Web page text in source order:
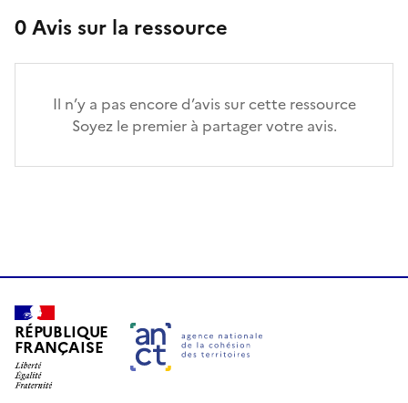
0Avis sur la ressource
Il n’y a pas encore d’avis sur cette ressource
Soyez le premier à partager votre avis.
RÉPUBLIQUE
FRANÇAISE